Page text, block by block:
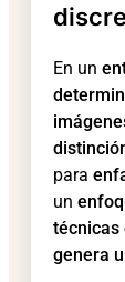
En un
para
un
técnicas
genera